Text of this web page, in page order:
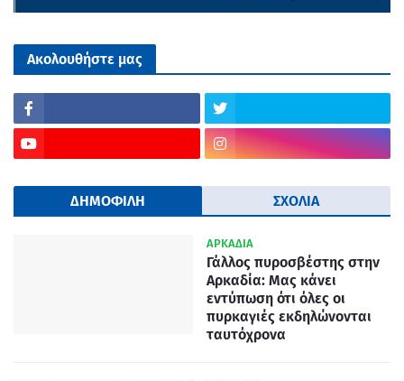
Ακολουθήστε μας
ΔΗΜΟΦΙΛΗ ΣΧΟΛΙΑ
ΑΡΚΑΔΙΑ
Γάλλος πυροσβέστης στην
Αρκαδία: Μας κάνει
εντύπωση ότι όλες οι
πυρκαγιές εκδηλώνονται
ταυτόχρονα